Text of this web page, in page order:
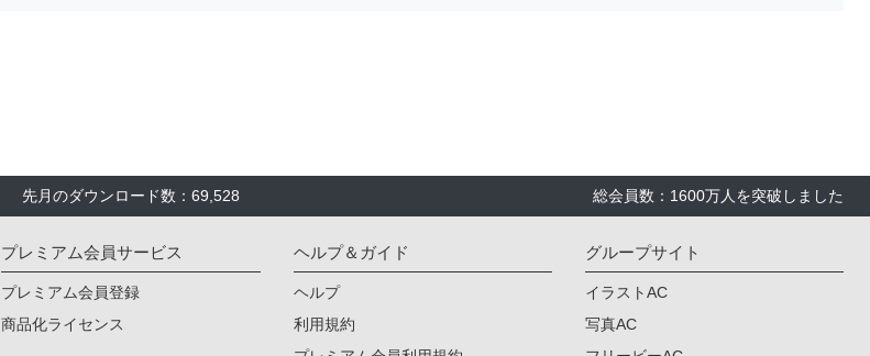
先月のダウンロード数：69,528 総会員数：1600万人を突破しました
プレミアム会員サービス
プレミアム会員登録
商品化ライセンス
ヘルプ＆ガイド
ヘルプ
利用規約
グループサイト
イラストAC
写真AC